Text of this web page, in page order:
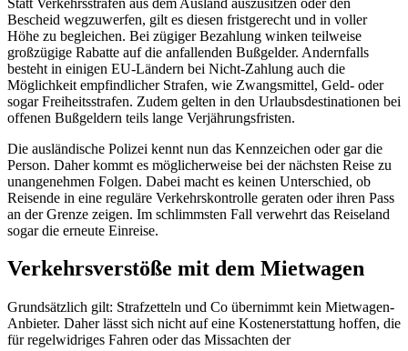
Bescheid wegzuwerfen, gilt es diesen fristgerecht und in voller
Höhe zu begleichen. Bei zügiger Bezahlung winken teilweise
großzügige Rabatte auf die anfallenden Bußgelder. Andernfalls
besteht in einigen EU-Ländern bei Nicht-Zahlung auch die
Möglichkeit empfindlicher Strafen, wie Zwangsmittel, Geld- oder
sogar Freiheitsstrafen. Zudem gelten in den Urlaubsdestinationen bei
offenen Bußgeldern teils lange Verjährungsfristen.
Die ausländische Polizei kennt nun das Kennzeichen oder gar die
Person. Daher kommt es möglicherweise bei der nächsten Reise zu
unangenehmen Folgen. Dabei macht es keinen Unterschied, ob
Reisende in eine reguläre Verkehrskontrolle geraten oder ihren Pass
an der Grenze zeigen. Im schlimmsten Fall verwehrt das Reiseland
sogar die erneute Einreise.
Verkehrsverstöße mit dem Mietwagen
Grundsätzlich gilt: Strafzetteln und Co übernimmt kein Mietwagen-
Anbieter. Daher lässt sich nicht auf eine Kostenerstattung hoffen, die
für regelwidriges Fahren oder das Missachten der